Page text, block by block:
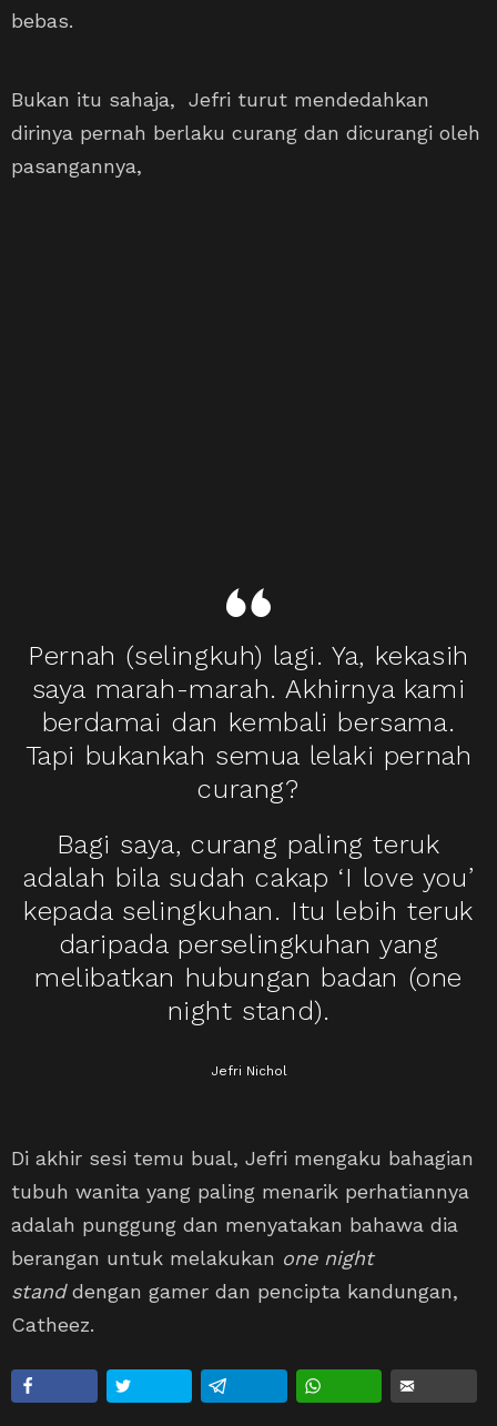
bebas.
Bukan itu sahaja, Jefri turut mendedahkan
dirinya pernah berlaku curang dan dicurangi oleh
pasangannya,
Pernah (selingkuh) lagi. Ya, kekasih
saya marah-marah. Akhirnya kami
berdamai dan kembali bersama.
Tapi bukankah semua lelaki pernah
curang?
Bagi saya, curang paling teruk
adalah bila sudah cakap ‘I love you’
kepada selingkuhan. Itu lebih teruk
daripada perselingkuhan yang
melibatkan hubungan badan (one
night stand).
Jefri Nichol
Di akhir sesi temu bual, Jefri mengaku bahagian
tubuh wanita yang paling menarik perhatiannya
adalah punggung dan menyatakan bahawa dia
berangan untuk melakukan one night
standdengan gamer dan pencipta kandungan,
Catheez.